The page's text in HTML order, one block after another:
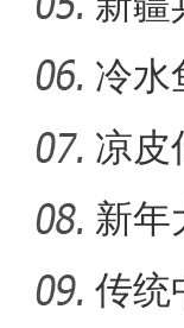
冷水
凉皮
新年
睐？
传统